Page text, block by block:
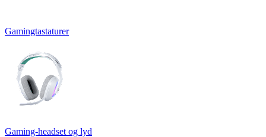
Gamingtastaturer
Gaming-headset og lyd